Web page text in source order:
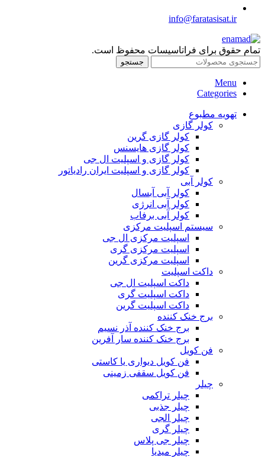
info@faratasisat.ir
تمام حقوق برای فراتاسیسات محفوظ است.
جستجو
Menu
Categories
تهویه مطبوع
کولر گازی
کولر گازی گرین
کولر گازی هایسنس
کولر گازی و اسپلیت ال جی
کولر گازی و اسپلیت ایران رادیاتور
کولر آبی
کولر آبی آبسال
کولر آبی انرژی
کولر آبی برفاب
سیستم اسپلیت مرکزی
اسپلیت مرکزی ال جی
اسپلیت مرکزی گری
اسپلیت مرکزی گرین
داکت اسپلیت
داکت اسپلیت ال جی
داکت اسپلیت گری
داکت اسپلیت گرین
برج خنک کننده
برج خنک کننده آذر نسیم
برج خنک کننده سار آفرین
فن کویل
فن کویل دیواری یا کاستی
فن کویل سقفی زمینی
چیلر
چیلر تراکمی
چیلر جذبی
چیلر الجی
چیلر گری
چیلر جی پلاس
چیلر میدیا